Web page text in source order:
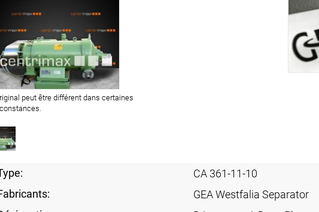
peut être différent dans certaines
CA 361-11-10
GEA Westfalia Separator